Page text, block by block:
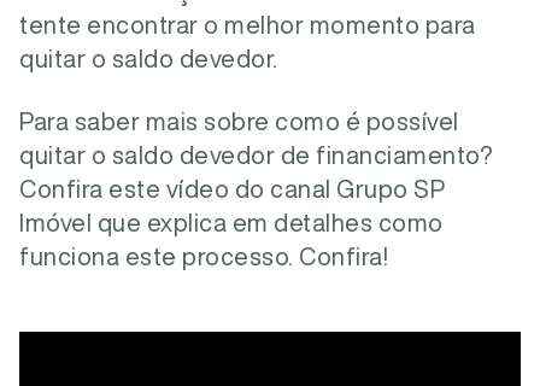
tente encontrar o melhor momento para
quitar o saldo devedor.
Para saber mais sobre como é possível
quitar o saldo devedor de financiamento?
Confira este vídeo do canal Grupo SP
Imóvel que explica em detalhes como
funciona este processo. Confira!